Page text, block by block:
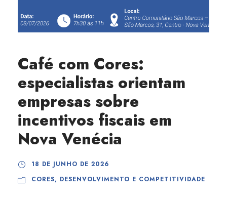
Café com Cores:
especialistas orientam
empresas sobre
incentivos fiscais em
Nova Venécia
18 DE JUNHO DE 2026
CORES, DESENVOLVIMENTO E COMPETITIVIDADE